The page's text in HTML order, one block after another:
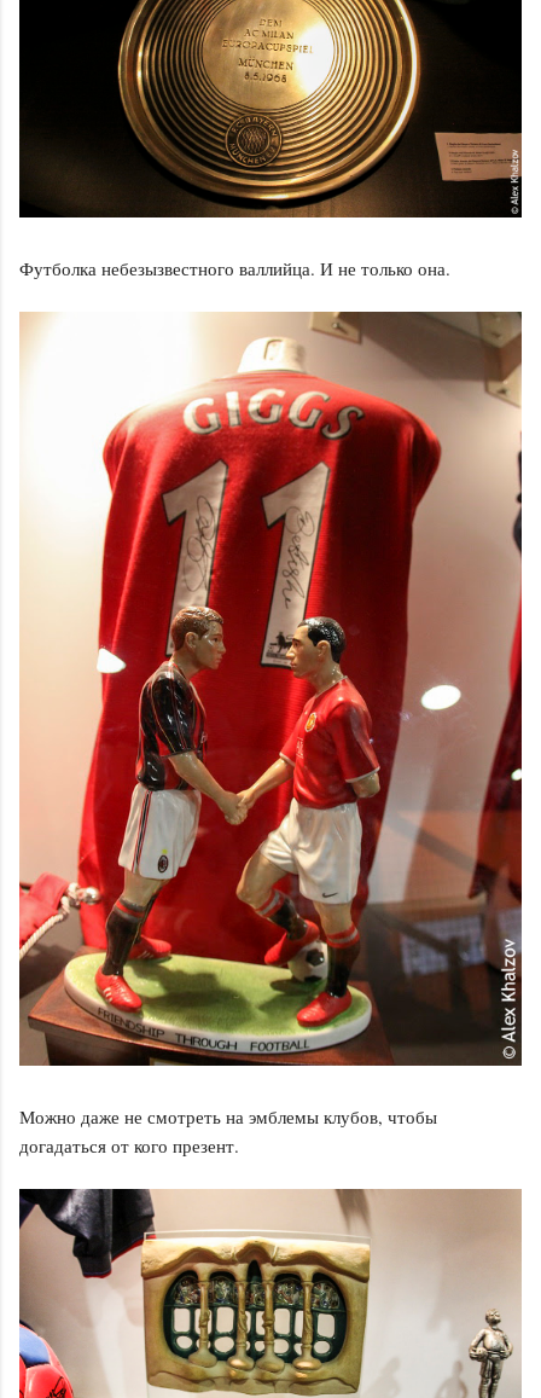
Футболка небезызвестного валлийца. И не только она.
Можно даже не смотреть на эмблемы клубов, чтобы
догадаться от кого презент.